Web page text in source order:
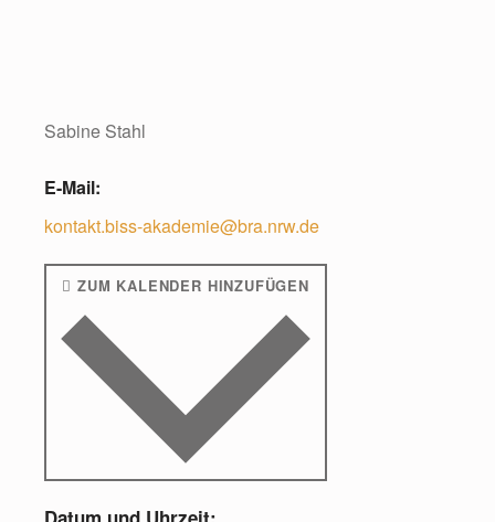
Sabine Stahl
E-Mail:
kontakt.biss-akademie@bra.nrw.de